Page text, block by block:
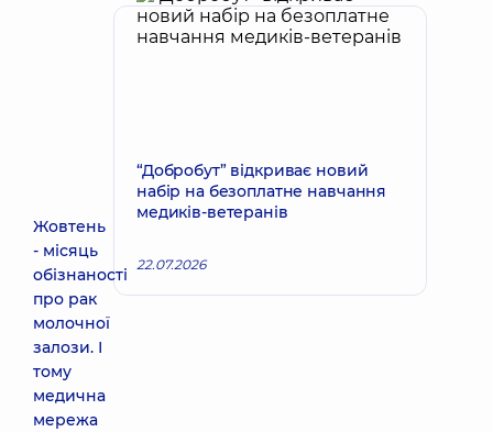
Жовтень
- місяць
обізнаності
про рак
молочної
залози. І
тому
медична
мережа
“Добробут” відкриває новий
набір на безоплатне навчання
медиків-ветеранів
22.07.2026